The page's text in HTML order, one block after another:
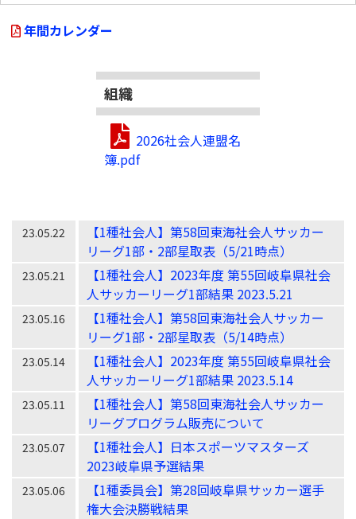
年間カレンダー
組織
2026社会人連盟名
簿.pdf
23.05.22
【1種社会人】第58回東海社会人サッカー
リーグ1部・2部星取表（5/21時点）
23.05.21
【1種社会人】2023年度 第55回岐阜県社会
人サッカーリーグ1部結果 2023.5.21
23.05.16
【1種社会人】第58回東海社会人サッカー
リーグ1部・2部星取表（5/14時点）
23.05.14
【1種社会人】2023年度 第55回岐阜県社会
人サッカーリーグ1部結果 2023.5.14
23.05.11
【1種社会人】第58回東海社会人サッカー
リーグプログラム販売について
23.05.07
【1種社会人】日本スポーツマスターズ
2023岐阜県予選結果
23.05.06
【1種委員会】第28回岐阜県サッカー選手
権大会決勝戦結果